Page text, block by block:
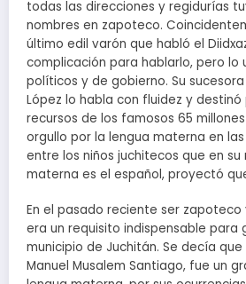
todas las direcciones y regidurías
nombres en zapoteco.
último edil varón que habló el
complicación para hablarlo, pero lo
políticos y de gobierno. Su
López lo habla con fluidez y
recursos de los famosos 65
orgullo por la lengua materna en
entre los niños juchitecos que en
materna es el español, proyectó
En el pasado reciente ser zapoteco
era un requisito indispensable para
municipio de Juchitán. Se decía
Manuel Musalem Santiago, fue un